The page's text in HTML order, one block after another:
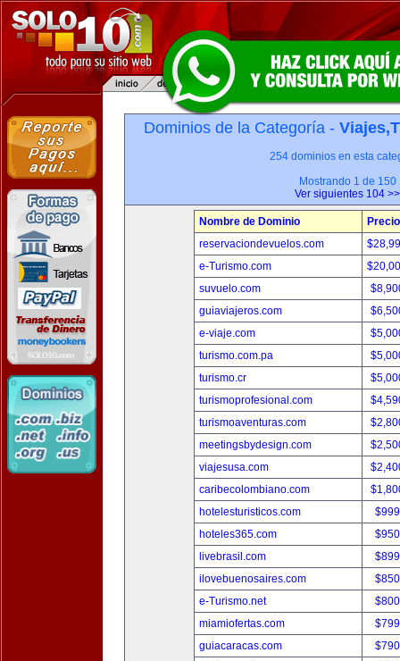
Dominios de la Categoría -
254 dominios en esta
Mostrando 1 de 150
Ver siguientes 104 >>
Nombre de Dominio
Precio
reservaciondevuelos.com
e-Turismo.com
suvuelo.com
guiaviajeros.com
e-viaje.com
turismo.com.pa
turismo.cr
turismoprofesional.com
turismoaventuras.com
meetingsbydesign.com
viajesusa.com
caribecolombiano.com
hotelesturisticos.com
hoteles365.com
livebrasil.com
ilovebuenosaires.com
e-Turismo.net
miamiofertas.com
guiacaracas.com